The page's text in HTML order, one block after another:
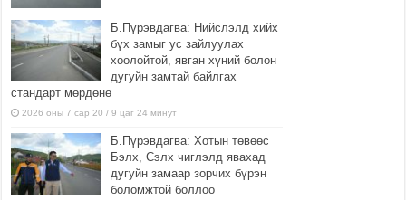
Б.Пүрэвдагва: Нийслэлд хийх
бүх замыг ус зайлуулах
хоолойтой, явган хүний болон
дугуйн замтай байлгах
стандарт мөрдөнө
2026 оны 7 сар 20 / 9 цаг 24 минут
Б.Пүрэвдагва: Хотын төвөөс
Бэлх, Сэлх чиглэлд явахад
дугуйн замаар зорчих бүрэн
боломжтой боллоо